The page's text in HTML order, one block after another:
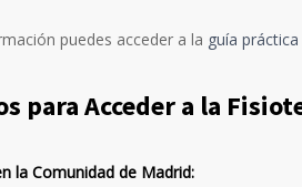
puedes acceder a la guía
para Acceder a la
la Comunidad de Madrid: